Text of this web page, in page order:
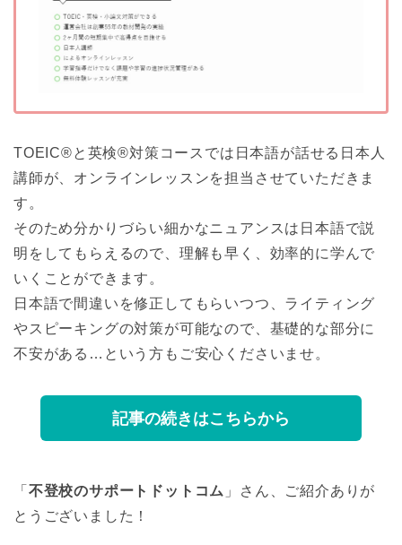
TOEIC®と英検®対策コースでは日本語が話せる日本人
講師が、オンラインレッスンを担当させていただきま
す。
そのため分かりづらい細かなニュアンスは日本語で説
明をしてもらえるので、理解も早く、効率的に学んで
いくことができます。
日本語で間違いを修正してもらいつつ、ライティング
やスピーキングの対策が可能なので、基礎的な部分に
不安がある…という方もご安心くださいませ。
記事の続きはこちらから
「 不登校のサポートドットコム 」さん、ご紹介ありが
とうございました！